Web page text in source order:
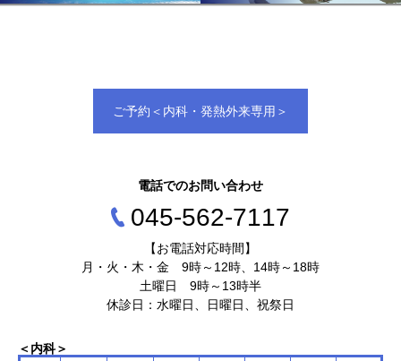
ご予約＜内科・発熱外来専用＞
電話でのお問い合わせ
045‐562‐7117
【お電話対応時間】
月・火・木・金 9時～12時、14時～18時
土曜日 9時～13時半
休診日：水曜日、日曜日、祝祭日
＜内科＞